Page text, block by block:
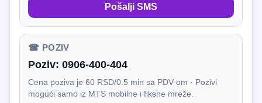
Pošalji SMS
☎ POZIV
Poziv: 0906-400-404
Cena poziva je 60 RSD/0.5 min sa PDV-om · Pozivi
mogući samo iz MTS mobilne i fiksne mreže.